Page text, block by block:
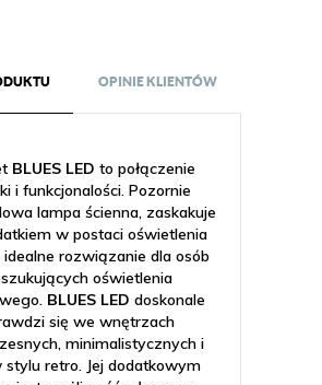
OPINIE KLIENTÓW
BLUES LED to połączenie
i funkcjonalości. Pozornie
lampa ścienna, zaskakuje
w postaci oświetlenia
idealne rozwiązanie dla osób
oświetlenia
BLUES LED doskonale
się we wnętrzach
minimalistycznych i
stylu retro. Jej dodatkowym